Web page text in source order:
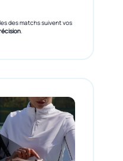
des matchs suivent vos
.